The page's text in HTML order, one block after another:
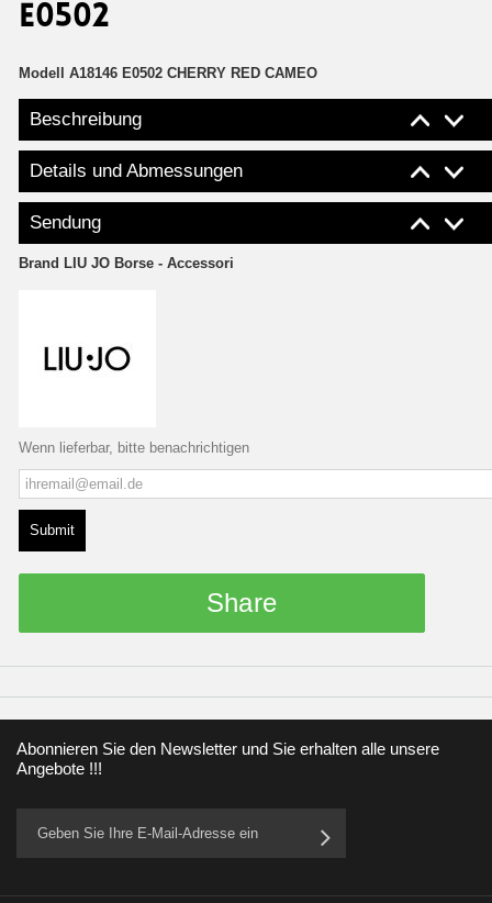
E0502
Modell A18146 E0502 CHERRY RED CAMEO
Beschreibung
Details und Abmessungen
Sendung
Brand LIU JO Borse - Accessori
Wenn lieferbar, bitte benachrichtigen
Submit
Share
Abonnieren Sie den Newsletter und Sie erhalten alle unsere
Angebote !!!